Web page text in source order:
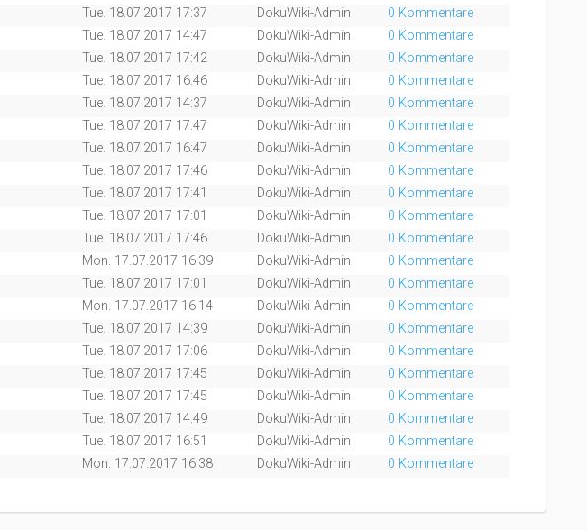
Tue. 18.07.2017 17:37 DokuWiki-Admin 0 Kommentare
Tue. 18.07.2017 14:47 DokuWiki-Admin 0 Kommentare
Tue. 18.07.2017 17:42 DokuWiki-Admin 0 Kommentare
Tue. 18.07.2017 16:46 DokuWiki-Admin 0 Kommentare
Tue. 18.07.2017 14:37 DokuWiki-Admin 0 Kommentare
Tue. 18.07.2017 17:47 DokuWiki-Admin 0 Kommentare
Tue. 18.07.2017 16:47 DokuWiki-Admin 0 Kommentare
Tue. 18.07.2017 17:46 DokuWiki-Admin 0 Kommentare
Tue. 18.07.2017 17:41 DokuWiki-Admin 0 Kommentare
Tue. 18.07.2017 17:01 DokuWiki-Admin 0 Kommentare
Tue. 18.07.2017 17:46 DokuWiki-Admin 0 Kommentare
Mon. 17.07.2017 16:39 DokuWiki-Admin 0 Kommentare
Tue. 18.07.2017 17:01 DokuWiki-Admin 0 Kommentare
Mon. 17.07.2017 16:14 DokuWiki-Admin 0 Kommentare
Tue. 18.07.2017 14:39 DokuWiki-Admin 0 Kommentare
Tue. 18.07.2017 17:06 DokuWiki-Admin 0 Kommentare
Tue. 18.07.2017 17:45 DokuWiki-Admin 0 Kommentare
Tue. 18.07.2017 17:45 DokuWiki-Admin 0 Kommentare
Tue. 18.07.2017 14:49 DokuWiki-Admin 0 Kommentare
Tue. 18.07.2017 16:51 DokuWiki-Admin 0 Kommentare
Mon. 17.07.2017 16:38 DokuWiki-Admin 0 Kommentare